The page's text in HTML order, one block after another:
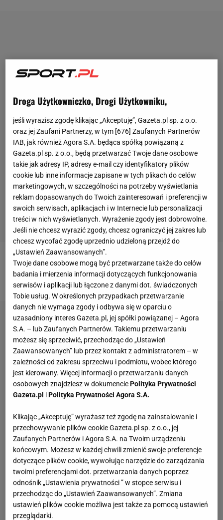
Brzęczek o kontuzjach w kadrze: "Glika trudno jest
złamać"
Droga Użytkowniczko, Drogi Użytkowniku,
jeśli wyrazisz zgodę klikając „Akceptuję”, Gazeta.pl sp. z o.o.
oraz jej Zaufani Partnerzy, w tym [676] Zaufanych Partnerów
IAB, jak również Agora S.A. będąca spółką powiązaną z
Gazeta.pl sp. z o.o., będą przetwarzać Twoje dane osobowe
takie jak adresy IP, adresy e-mail czy identyfikatory plików
cookie lub inne informacje zapisane w tych plikach do celów
marketingowych, w szczególności na potrzeby wyświetlania
reklam dopasowanych do Twoich zainteresowań i preferencji w
swoich serwisach, aplikacjach i w Internecie lub personalizacji
treści w nich wyświetlanych. Wyrażenie zgody jest dobrowolne.
Jeśli nie chcesz wyrazić zgody, chcesz ograniczyć jej zakres lub
chcesz wycofać zgodę uprzednio udzieloną przejdź do
„Ustawień Zaawansowanych”.
Twoje dane osobowe mogą być przetwarzane także do celów
badania i mierzenia informacji dotyczących funkcjonowania
serwisów i aplikacji lub łączone z danymi dot. świadczonych
Tobie usług. W określonych przypadkach przetwarzanie
danych nie wymaga zgody i odbywa się w oparciu o
uzasadniony interes Gazeta.pl, jej spółki powiązanej – Agora
S.A. – lub Zaufanych Partnerów. Takiemu przetwarzaniu
możesz się sprzeciwić, przechodząc do „Ustawień
Zaawansowanych” lub przez kontakt z administratorem – w
zależności od zakresu sprzeciwu i podmiotu, wobec którego
jest kierowany. Więcej informacji o przetwarzaniu danych
osobowych znajdziesz w dokumenciePolityka Prywatności
Gazeta.pl iPolityka Prywatności Agora S.A.
Klikając „Akceptuję” wyrażasz też zgodę na zainstalowanie i
przechowywanie plików cookie Gazeta.pl sp. z o.o., jej
Zaufanych Partnerów i Agora S.A. na Twoim urządzeniu
końcowym. Możesz w każdej chwili zmienić swoje preferencje
dotyczące plików cookie, wywołując narzędzie do zarządzania
twoimi preferencjami dot. przetwarzania danych poprzez
odnośnik „Ustawienia prywatności ” w stopce serwisu i
przechodząc do „Ustawień Zaawansowanych”. Zmiana
ustawień plików cookie możliwa jest także za pomocą ustawień
przeglądarki.